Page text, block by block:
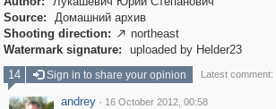
Source:
Домашний архив
Shooting direction:  northeast
Watermark signature:
uploaded by Helder23
14
Sign in to share your opinion Latest
andrey · 16 October 2012, 00:58